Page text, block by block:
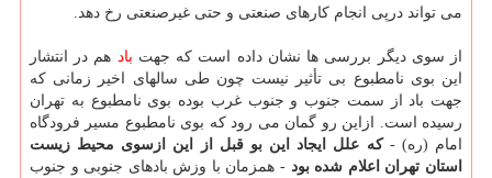
می تواند درپی انجام کارهای صنعتی و حتی غیرصنعتی رخ دهد.
از سوی دیگر بررسی ها نشان داده است که جهت باد هم در انتشار
این بوی نامطبوع بی تأثیر نیست چون طی سالهای اخیر زمانی که
جهت باد از سمت جنوب و جنوب غرب بوده بوی نامطبوع به تهران
رسیده است. ازاین رو گمان می رود که بوی نامطبوع مسیر فرودگاه
امام (ره) -که علل ایجاد این بو قبل از این ازسوی محیط زیست
استان تهران اعلام شده بود - همزمان با وزش بادهای جنوبی و جنوب